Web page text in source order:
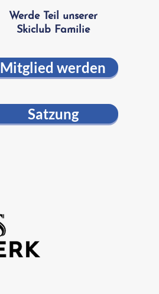
Werde Teil unserer
Skiclub Familie
Mitglied werden
Satzung